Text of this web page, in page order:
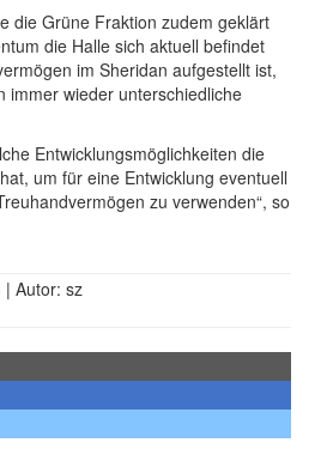
die Grüne Fraktion zudem geklärt
die Halle sich aktuell befindet
im Sheridan aufgestellt ist,
immer wieder unterschiedliche
Entwicklungsmöglichkeiten die
um für eine Entwicklung eventuell
zu verwenden“, so
| Autor: sz